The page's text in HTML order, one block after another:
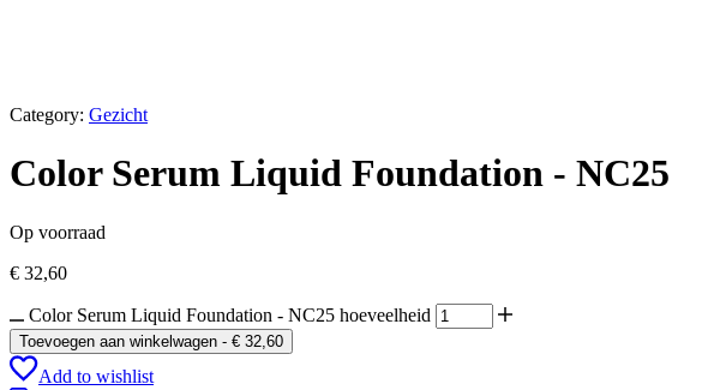
Category: Gezicht
Color Serum Liquid Foundation - NC25
Op voorraad
€ 32,60
Color Serum Liquid Foundation - NC25 hoeveelheid
Toevoegen aan winkelwagen - € 32,60
Add to wishlist